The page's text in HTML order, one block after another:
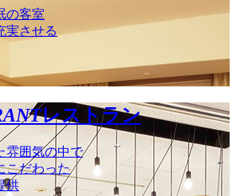
の客室
実させる
レストラン
雰囲気の中で
こだわった
供